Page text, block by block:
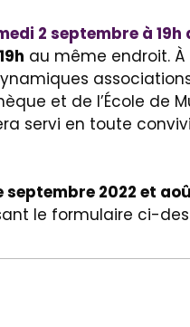
2 septembre à
au même endroit.
et de l’École de
servi en toute
septembre 2022 et
le formulaire ci-